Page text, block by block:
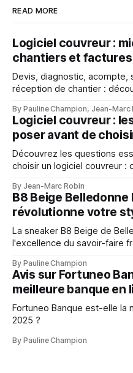
READ MORE
Logiciel couvreur :
chantiers et factures
Devis, diagnostic, acompte,
réception de chantier :
activité.
By Pauline Champion, Jean-Marc
Logiciel couvreur :
poser avant de
Découvrez les questions
choisir un logiciel couvreur :
By Jean-Marc Robin
B8 Beige Belledonne
révolutionne votre
La sneaker B8 Beige de
l'excellence du savoir-faire
By Pauline Champion
Avis sur Fortuneo
meilleure banque en
Fortuneo Banque est-elle la
2025 ?
By Pauline Champion